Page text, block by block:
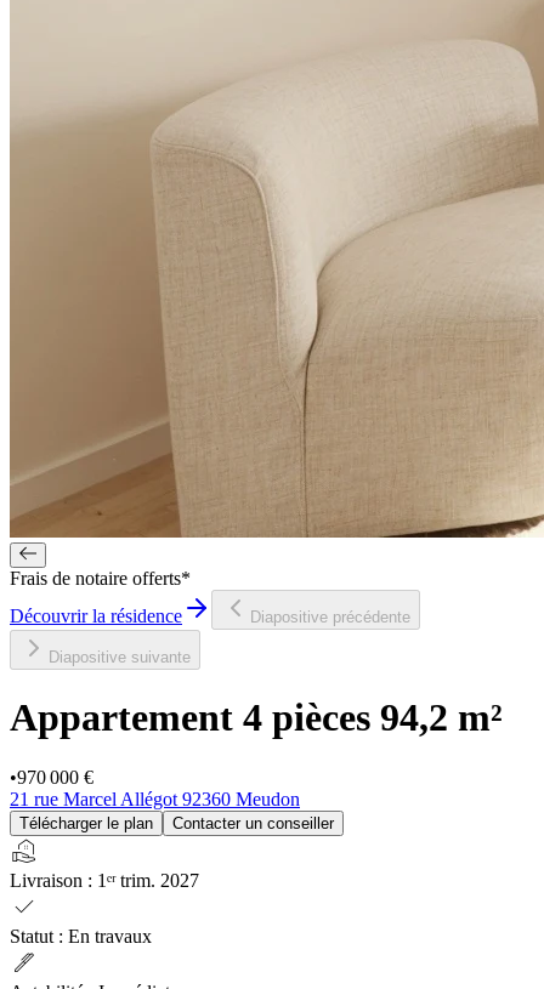
Frais de notaire offerts*
Découvrir la résidence
Diapositive précédente
Diapositive suivante
Appartement 4 pièces 94,2 m²
•970 000 €
21 rue Marcel Allégot 92360 Meudon
Télécharger le plan Contacter un conseiller
real_estate_agent
Livraison : 1ᵉʳ trim. 2027
check
Statut : En travaux
ink_pen